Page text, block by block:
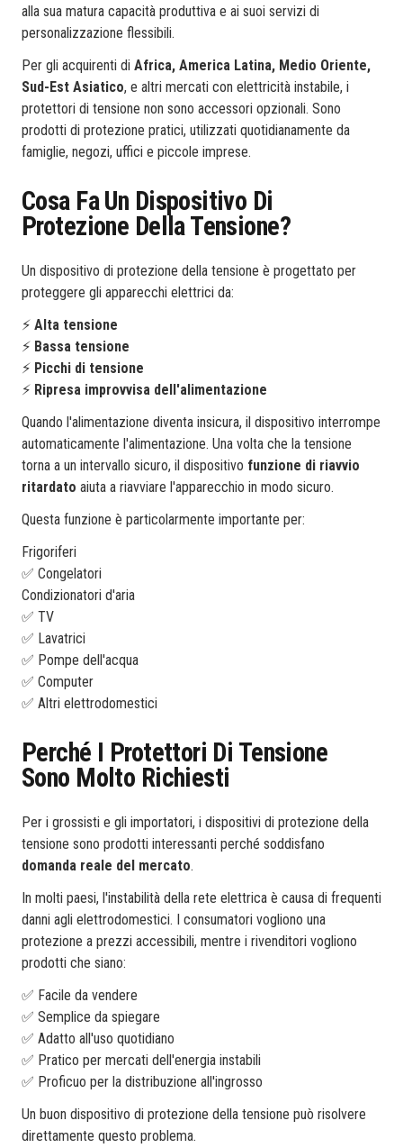
alla sua matura capacità produttiva e ai suoi servizi di
personalizzazione flessibili.
Per gli acquirenti di Africa, America Latina, Medio Oriente,
Sud-Est Asiatico, e altri mercati con elettricità instabile, i
protettori di tensione non sono accessori opzionali. Sono
prodotti di protezione pratici, utilizzati quotidianamente da
famiglie, negozi, uffici e piccole imprese.
Cosa Fa Un Dispositivo Di
Protezione Della Tensione?
Un dispositivo di protezione della tensione è progettato per
proteggere gli apparecchi elettrici da:
⚡ Alta tensione
⚡ Bassa tensione
⚡ Picchi di tensione
⚡ Ripresa improvvisa dell'alimentazione
Quando l'alimentazione diventa insicura, il dispositivo interrompe
automaticamente l'alimentazione. Una volta che la tensione
torna a un intervallo sicuro, il dispositivo funzione di riavvio
ritardato aiuta a riavviare l'apparecchio in modo sicuro.
Questa funzione è particolarmente importante per:
Frigoriferi
✅ Congelatori
Condizionatori d'aria
✅ TV
✅ Lavatrici
✅ Pompe dell'acqua
✅ Computer
✅ Altri elettrodomestici
Perché I Protettori Di Tensione
Sono Molto Richiesti
Per i grossisti e gli importatori, i dispositivi di protezione della
tensione sono prodotti interessanti perché soddisfano
domanda reale del mercato.
In molti paesi, l'instabilità della rete elettrica è causa di frequenti
danni agli elettrodomestici. I consumatori vogliono una
protezione a prezzi accessibili, mentre i rivenditori vogliono
prodotti che siano:
✅ Facile da vendere
✅ Semplice da spiegare
✅ Adatto all'uso quotidiano
✅ Pratico per mercati dell'energia instabili
✅ Proficuo per la distribuzione all'ingrosso
Un buon dispositivo di protezione della tensione può risolvere
direttamente questo problema.